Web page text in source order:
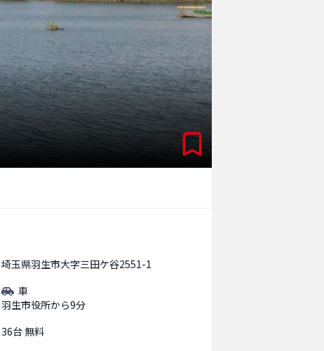
埼玉県羽生市大字三田ケ谷2551-1
車
羽生市役所から9分
36台 無料